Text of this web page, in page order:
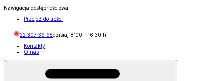
Nawigacja dostępnościowa
Przejdź do treści
22 307 39 95dzisiaj 8:00 - 16:30 h
Kontakty
O nas